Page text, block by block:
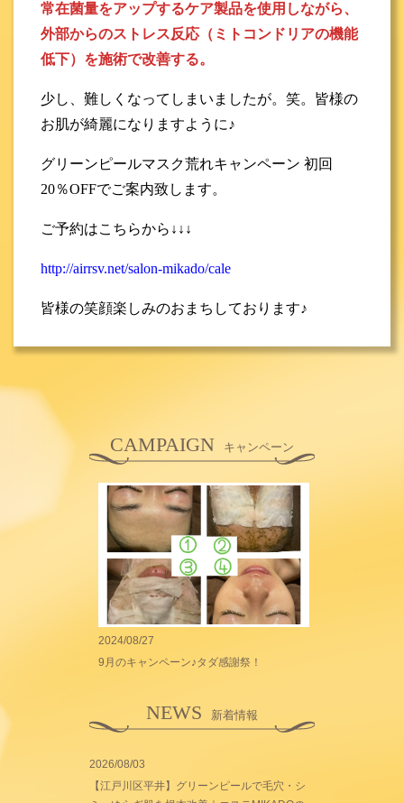
常在菌量をアップするケア製品を使用しながら、
外部からのストレス反応（ミトコンドリアの機能
低下）を施術で改善する。
少し、難しくなってしまいましたが。笑。皆様の
お肌が綺麗になりますように♪
グリーンピールマスク荒れキャンペーン 初回
20％OFFでご案内致します。
ご予約はこちらから↓↓↓
http://airrsv.net/salon-mikado/cale
皆様の笑顔楽しみのおまちしております♪
CAMPAIGN キャンペーン
2024/08/27
9月のキャンペーン♪タダ感謝祭！
NEWS 新着情報
2026/08/03
【江戸川区平井】グリーンピールで毛穴・シ